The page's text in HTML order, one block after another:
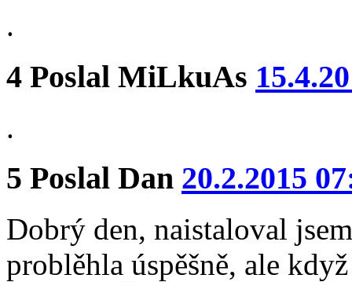
.
4 Poslal MiLkuAs
.
5 Poslal Dan 20.2.2015
Dobrý den, naistaloval
problěhla úspěšně, ale